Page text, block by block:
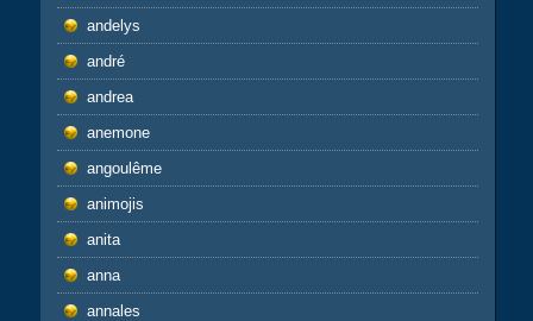
andelys
andré
andrea
anemone
angoulême
animojis
anita
anna
annales